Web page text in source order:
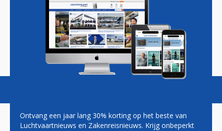
Magazine Podcasts Vacatures
Ontvang een jaar lang 30% korting op het beste van
Luchtvaartnieuws en Zakenreisnieuws. Krijg onbeperkt